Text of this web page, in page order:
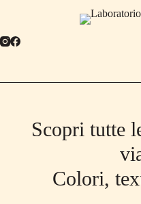
Scopri tutte
Colori,